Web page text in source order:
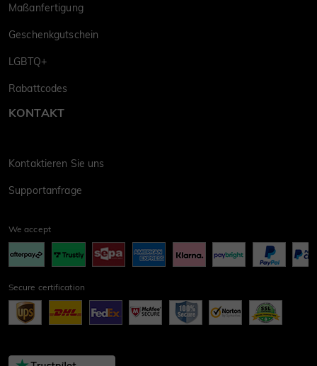
Maßanfertigung
Geschenkgutschein
LGBTQ+
Rabattcodes
KONTAKT
Kontaktieren Sie uns
Supportanfrage
We accept
Secure certification